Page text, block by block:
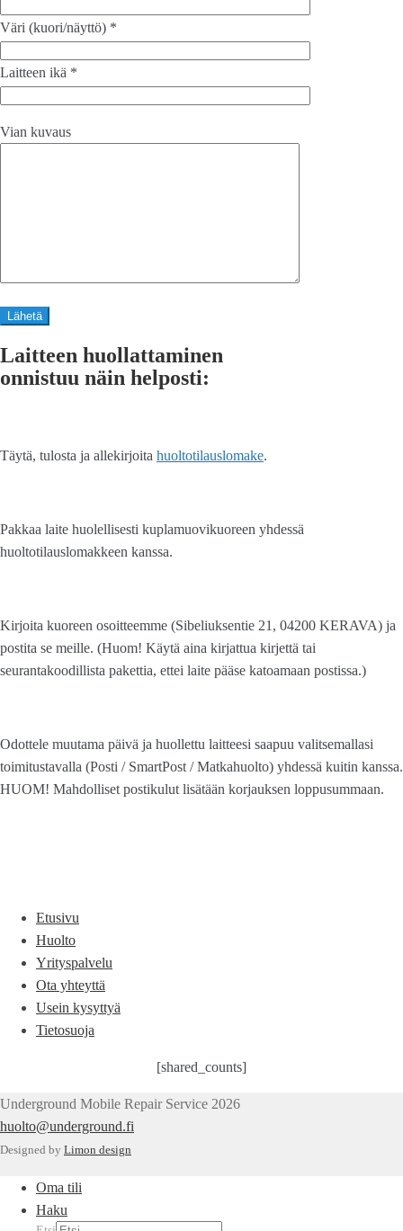
Väri (kuori/näyttö) *
Laitteen ikä *
Vian kuvaus
Laitteen huollattaminen
onnistuu näin helposti:
Täytä, tulosta ja allekirjoita huoltotilauslomake.
Pakkaa laite huolellisesti kuplamuovikuoreen yhdessä
huoltotilauslomakkeen kanssa.
Kirjoita kuoreen osoitteemme (Sibeliuksentie 21, 04200 KERAVA) ja
postita se meille. (Huom! Käytä aina kirjattua kirjettä tai
seurantakoodillista pakettia, ettei laite pääse katoamaan postissa.)
Odottele muutama päivä ja huollettu laitteesi saapuu valitsemallasi
toimitustavalla (Posti / SmartPost / Matkahuolto) yhdessä kuitin kanssa.
HUOM! Mahdolliset postikulut lisätään korjauksen loppusummaan.
Etusivu
Huolto
Yrityspalvelu
Ota yhteyttä
Usein kysyttyä
Tietosuoja
[shared_counts]
Underground Mobile Repair Service 2026
huolto@underground.fi
Designed by Limon design
Oma tili
Haku